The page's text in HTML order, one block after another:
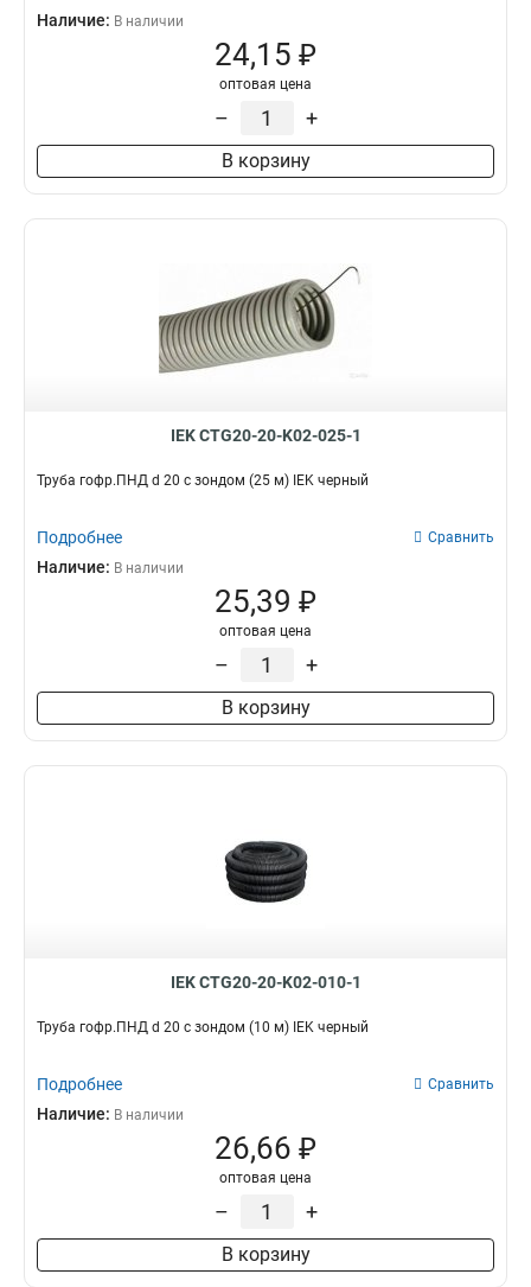
Наличие: В наличии
24,15 ₽
оптовая цена
– +
В корзину
IEK CTG20-20-K02-025-1
Труба гофр.ПНД d 20 с зондом (25 м) IEK черный
Подробнее Сравнить
Наличие: В наличии
25,39 ₽
оптовая цена
– +
В корзину
IEK CTG20-20-K02-010-1
Труба гофр.ПНД d 20 с зондом (10 м) IEK черный
Подробнее Сравнить
Наличие: В наличии
26,66 ₽
оптовая цена
– +
В корзину